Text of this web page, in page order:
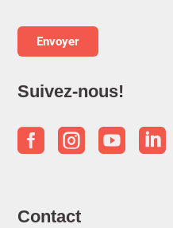
Suivez-nous!
   
Contact